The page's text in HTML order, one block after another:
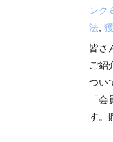
ンク
法
皆さ
ご紹
つい
「
す。